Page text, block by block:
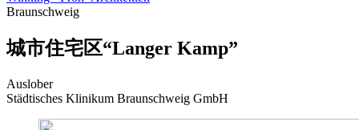
Braunschweig
城市住宅区“Langer Kamp”
Auslober
Städtisches Klinikum Braunschweig GmbH